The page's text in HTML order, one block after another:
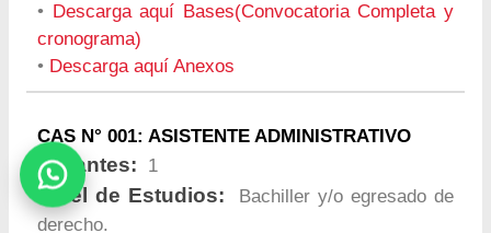
•
Descarga aquí Bases(Convocatoria Completa y
cronograma)
• Descarga aquí Anexos
CAS N° 001: ASISTENTE ADMINISTRATIVO
Vacantes: 1
Nivel de Estudios:
Bachiller y/o egresado de
derecho.